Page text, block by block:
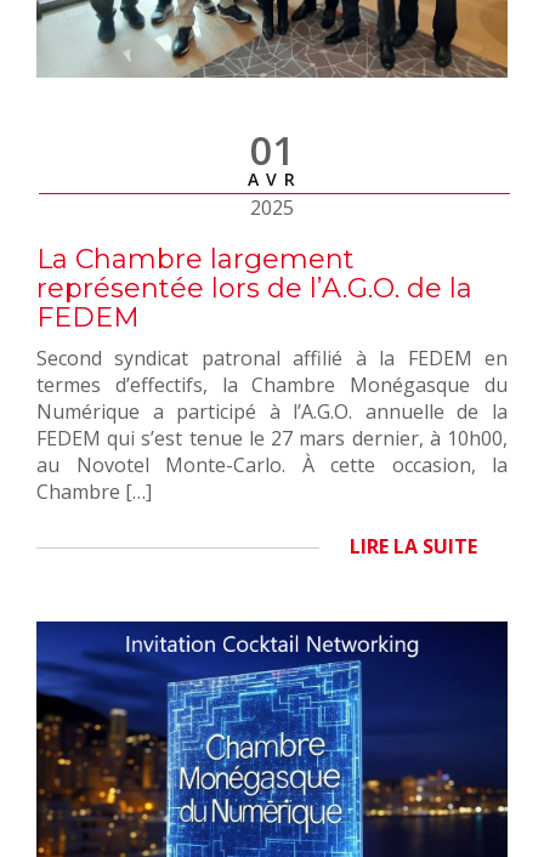
01
AVR
2025
La Chambre largement
représentée lors de l’A.G.O. de la
FEDEM
Second syndicat patronal affilié à la FEDEM en
termes d’effectifs, la Chambre Monégasque du
Numérique a participé à l’A.G.O. annuelle de la
FEDEM qui s’est tenue le 27 mars dernier, à 10h00,
au Novotel Monte-Carlo. À cette occasion, la
Chambre […]
LIRE LA SUITE